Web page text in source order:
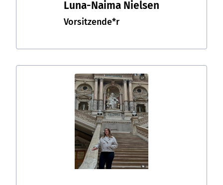
Luna-Naima Nielsen
Vorsitzende*r